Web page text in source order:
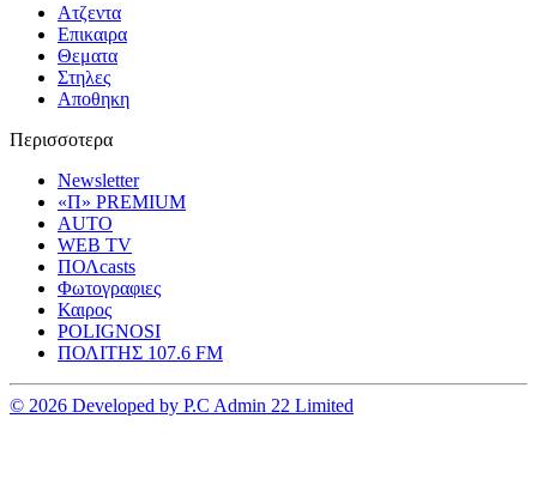
Ατζεντα
Επικαιρα
Θεματα
Στηλες
Αποθηκη
Περισσοτερα
Newsletter
«Π» PREMIUM
AUTO
WEB TV
ΠΟΛcasts
Φωτογραφιες
Καιρος
POLIGNOSI
ΠΟΛΙΤΗΣ 107.6 FM
© 2026 Developed by P.C Admin 22 Limited